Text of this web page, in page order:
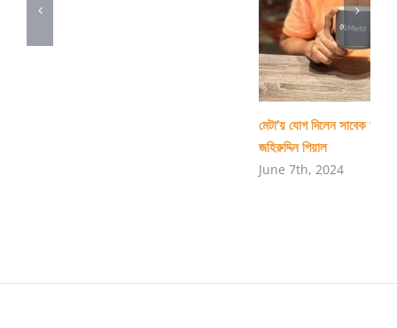
মেটা’য় যোগ দিলেন সাবেক চুয়েট
জহিরুদ্দিন পিয়াল
June 7th, 2024